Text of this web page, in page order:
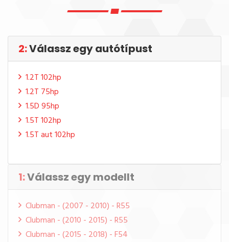
1:Válassz egy modellt
Clubman - (2007 - 2010) - R55
Clubman - (2010 - 2015) - R55
Clubman - (2015 - 2018) - F54
2:Válassz egy autótípust
1.2T 102hp
1.2T 75hp
1.5D 95hp
1.5T 102hp
1.5T aut 102hp